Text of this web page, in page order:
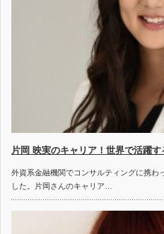
片岡 映実のキャリア！世界で活躍す
外資系金融機関でコンサルティングに携わ
した。片岡さんのキャリア…